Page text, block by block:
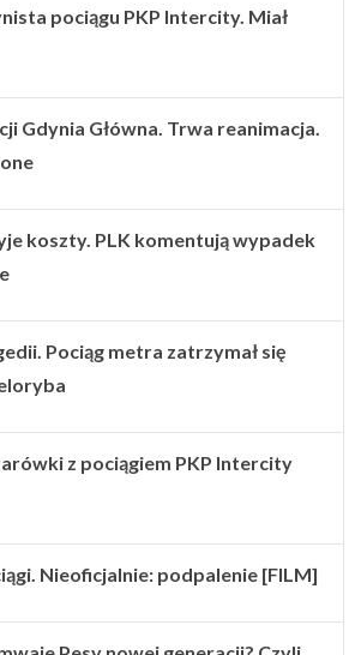
pociągu PKP Intercity. Miał
Gdynia Główna. Trwa reanimacja.
koszty. PLK komentują wypadek
Pociąg metra zatrzymał się
z pociągiem PKP Intercity
Nieoficjalnie: podpalenie [FILM]